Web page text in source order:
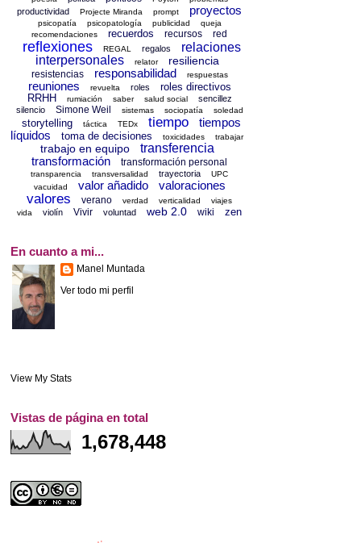
productividad Projecte Miranda prompt proyectos
psicopatía psicopatología publicidad
queja
recomendaciones
recuerdos recursos red
reflexiones REGAL regalos
relaciones
interpersonales
relator resiliencia
resistencias responsabilidad respuestas
reuniones revuelta roles
roles directivos
RRHH
rumiación saber salud social
sencillez
silencio
Simone Weil sistemas sociopatía soledad
storytelling táctica TEDx tiempo
tiempos
líquidos
toma de decisiones toxicidades trabajar
trabajo en equipo
transferencia
transformación
transformación personal
transparencia transversalidad trayectoria
UPC
vacuidad
valor añadido valoraciones
valores verano verdad verticalidad
viajes
vida
violín Vivir voluntad web 2.0 wiki zen
En cuanto a mi...
Manel Muntada
Ver todo mi perfil
View My Stats
Vistas de página en total
1,678,448